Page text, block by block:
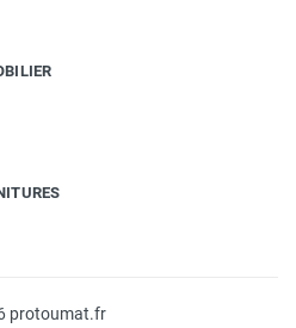
protoumat.fr